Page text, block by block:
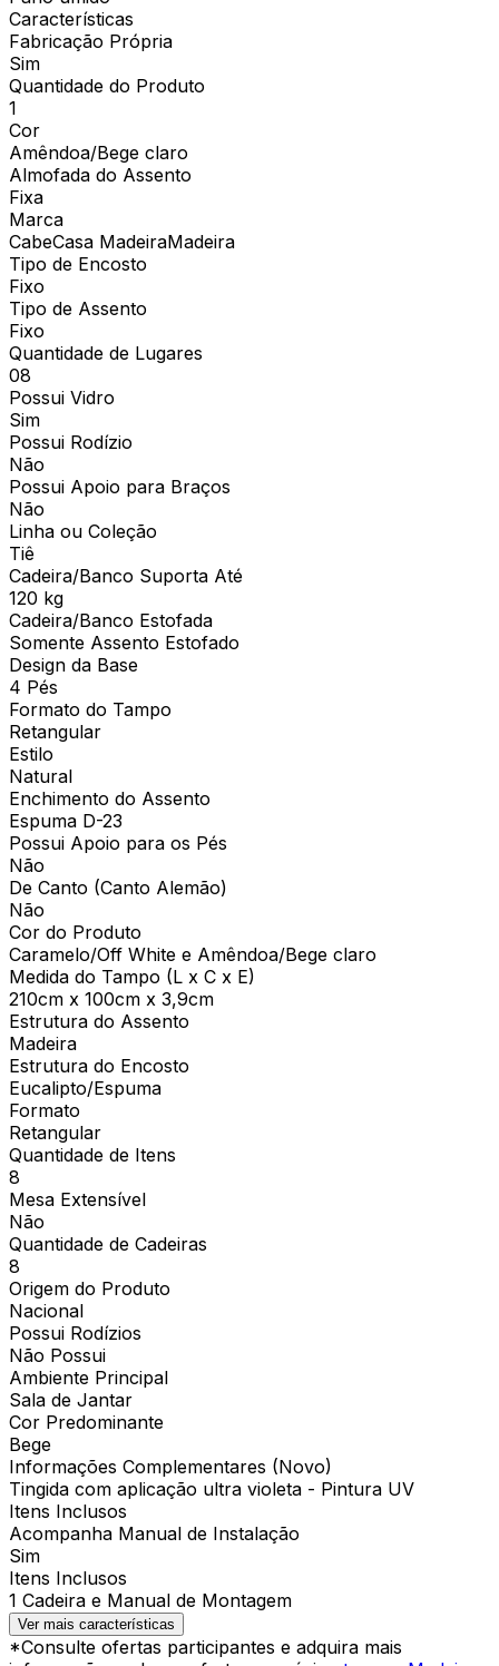
Características
Fabricação Própria
Sim
Quantidade do Produto
1
Cor
Amêndoa/Bege claro
Almofada do Assento
Fixa
Marca
CabeCasa MadeiraMadeira
Tipo de Encosto
Fixo
Tipo de Assento
Fixo
Quantidade de Lugares
08
Possui Vidro
Sim
Possui Rodízio
Não
Possui Apoio para Braços
Não
Linha ou Coleção
Tiê
Cadeira/Banco Suporta Até
120 kg
Cadeira/Banco Estofada
Somente Assento Estofado
Design da Base
4 Pés
Formato do Tampo
Retangular
Estilo
Natural
Enchimento do Assento
Espuma D-23
Possui Apoio para os Pés
Não
De Canto (Canto Alemão)
Não
Cor do Produto
Caramelo/Off White e Amêndoa/Bege claro
Medida do Tampo (L x C x E)
210cm x 100cm x 3,9cm
Estrutura do Assento
Madeira
Estrutura do Encosto
Eucalipto/Espuma
Formato
Retangular
Quantidade de Itens
8
Mesa Extensível
Não
Quantidade de Cadeiras
8
Origem do Produto
Nacional
Possui Rodízios
Não Possui
Ambiente Principal
Sala de Jantar
Cor Predominante
Bege
Informações Complementares (Novo)
Tingida com aplicação ultra violeta - Pintura UV
Itens Inclusos
Acompanha Manual de Instalação
Sim
Itens Inclusos
1 Cadeira e Manual de Montagem
Ver mais características
*Consulte ofertas participantes e adquira mais